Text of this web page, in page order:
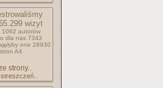
wizyt
1062 autorów
dla nas 7343
one 28930
stron A4
strony..